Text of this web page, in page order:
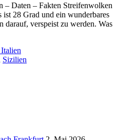
– Daten – Fakten Streifenwolken
ist 28 Grad und ein wunderbares
darauf, verspeist zu werden. Was
Sizilien